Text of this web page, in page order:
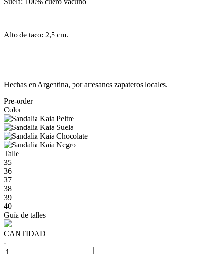
Alto de taco: 2,5 cm.
Hechas en Argentina, por artesanos zapateros locales.
Pre-order
Color
Talle
35
36
37
38
39
40
Guía de talles
CANTIDAD
-